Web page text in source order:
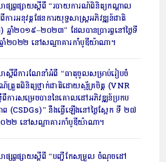
ផ្សព្វផ្សាយស្តីពី “របាយការណ៍ពិនិត្យកណ្តាល
ារអនុវត្តផែនការយុទ្ធសាស្ត្រអភិវឌ្ឍន៍ជាតិ
នាំ២០១៩–២០២៣” ដែលបានប្រារព្ធនៅថ្ងៃទី
នាំ២០២២ នៅសណ្ឋាគារកាំបូឌីយ៉ាណា។
ស្ដីពីការណែនាំអំពី “ធាតុចូលសម្រាប់រៀបចំ
ត្រួតពិនិត្យថ្នាក់ជាតិដោយស្ម័គ្រចិត្ត (VNR
ការសម្រេចបាននៃគោលដៅអភិវឌ្ឍន៍ប្រកប
(CSDGs)” នឹងធ្វើឡើងនៅថ្ងៃស្អែក ទី ២៧
២០២២ នៅសណ្ឋាគារកាំបូឌីយ៉ាណា។
ផ្សព្វផ្សាយស្តីពី “បញ្ជីកែសម្រួល ចំណុចដៅ